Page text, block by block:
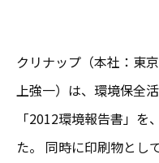
クリナップ（本社：東
上強一）は、環境保全
「2012環境報告書」
た。 同時に印刷物とし